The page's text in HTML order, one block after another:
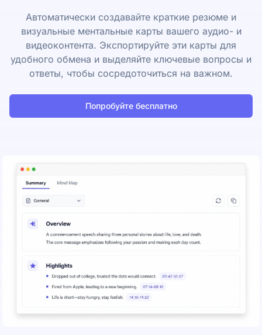
Автоматически создавайте краткие резюме и
визуальные ментальные карты вашего аудио- и
видеоконтента. Экспортируйте эти карты для
удобного обмена и выделяйте ключевые вопросы и
ответы, чтобы сосредоточиться на важном.
Попробуйте бесплатно